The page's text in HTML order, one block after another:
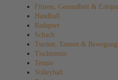
Fitness, Gesundheit &
Handball
Radsport
Schach
Turnen, Tanzen & Bewegung
Tischtennis
Tennis
Volleyball